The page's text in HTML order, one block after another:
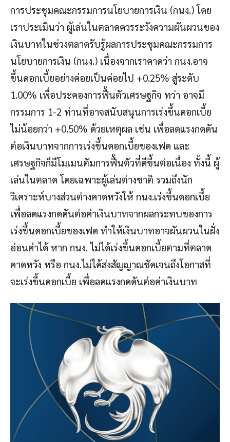
การประชุมคณะกรรมการนโยบายการเงิน (กนง.) โดย
เราประเมินว่า ผู้เล่นในตลาดควรระวังความผันผวนของ
เงินบาทในช่วงตลาดรับรู้ผลการประชุมคณะกรรมการ
นโยบายการเงิน (กนง.) เนื่องจากเราคาดว่า กนง.อาจ
ขึ้นดอกเบี้ยอย่างค่อยเป็นค่อยไป +0.25% สู่ระดับ
1.00% เพื่อประคองการฟื้นตัวเศรษฐกิจ ทว่า อาจมี
กรรมการ 1-2 ท่านที่อาจสนับสนุนการเร่งขึ้นดอกเบี้ย
ไม่น้อยกว่า +0.50% ด้วยเหตุผล เช่น เพื่อลดแรงกดดัน
ต่อเงินบาทจากการเร่งขึ้นดอกเบี้ยของเฟด และ
เศรษฐกิจก็มีโมเมนตัมการฟื้นตัวที่ดีขึ้นต่อเนื่อง ทั้งนี้ ผู้
เล่นในตลาด โดยเฉพาะผู้เล่นต่างชาติ รวมถึงนัก
วิเคราะห์บางส่วนต่างคาดหวังให้ กนง.เร่งขึ้นดอกเบี้ย
เพื่อลดแรงกดดันต่อค่าเงินบาทจากผลกระทบของการ
เร่งขึ้นดอกเบี้ยของเฟด ทำให้เงินบาทอาจผันผวนในฝั่ง
อ่อนค่าได้ หาก กนง. ไม่ได้เร่งขึ้นดอกเบี้ยตามที่ตลาด
คาดหวัง หรือ กนง.ไม่ได้ส่งสัญญาณชัดเจนถึงโอกาสที่
จะเร่งขึ้นดอกเบี้ย เพื่อลดแรงกดดันต่อค่าเงินบาท